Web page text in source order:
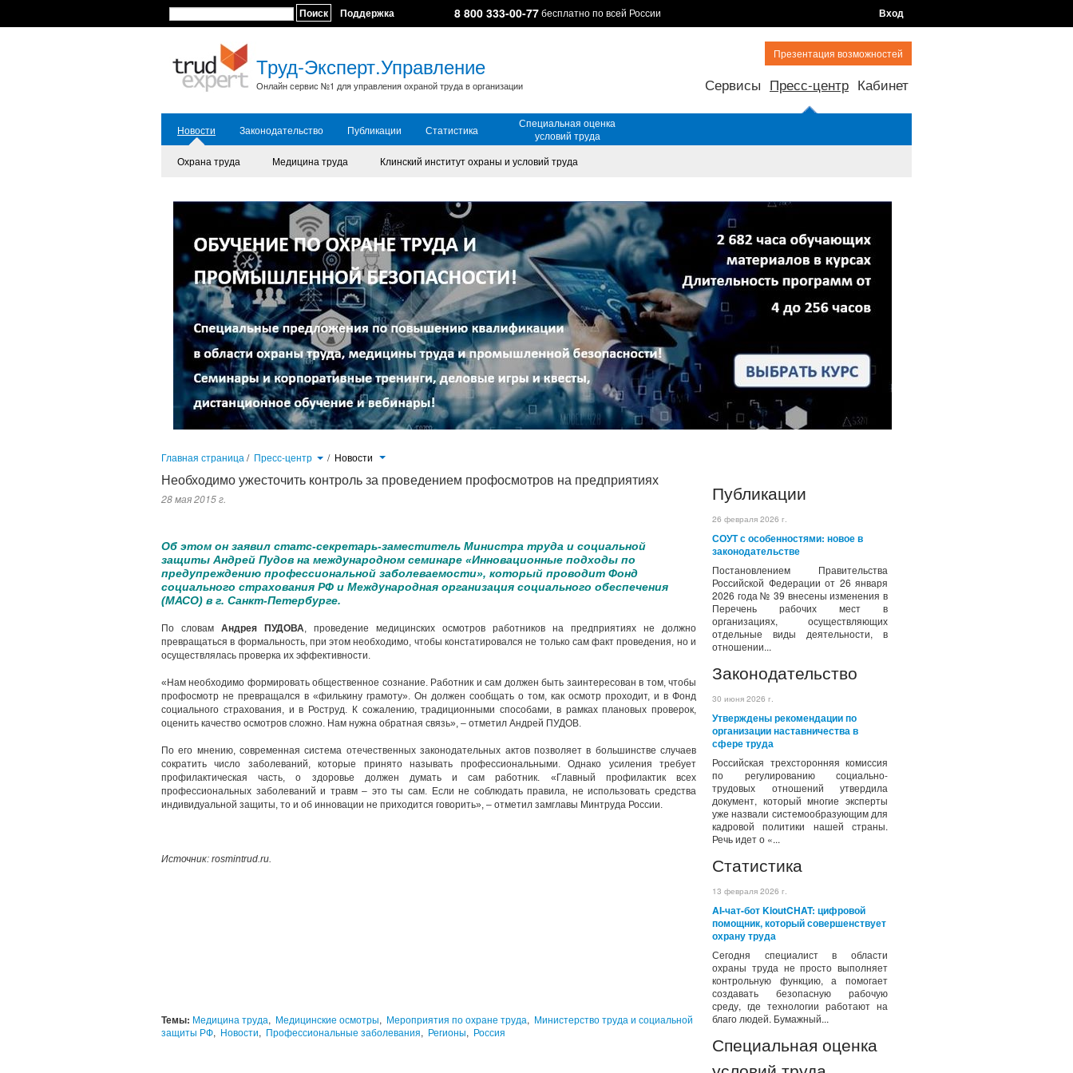
Поиск Поддержка 8 800 333-00-77бесплатно по всей России Вход
Труд-Эксперт.Управление
Онлайн сервис №1 для управления охраной труда в организации
Презентация возможностей
Сервисы Пресс-центр Кабинет
Новости Законодательство Публикации Статистика
Специальная оценка
условий труда
Охрана труда
Медицина труда Клинский институт охраны и условий труда
Главная страница / Пресс-центр / Новости
Публикации
26 февраля 2026 г.
СОУТ с особенностями: новое в
законодательстве
Постановлением Правительства
Российской Федерации от 26 января
2026 года № 39 внесены изменения в
Перечень рабочих мест в
организациях, осуществляющих
отдельные виды деятельности, в
отношении...
Законодательство
30 июня 2026 г.
Утверждены рекомендации по
организации наставничества в
сфере труда
Российская трехсторонняя комиссия
по регулированию социально-
трудовых отношений утвердила
документ, который многие эксперты
уже назвали системообразующим для
кадровой политики нашей страны.
Речь идет о «...
Статистика
13 февраля 2026 г.
AI-чат-бот KioutCHAT: цифровой
помощник, который совершенствует
охрану труда
Сегодня специалист в области
охраны труда не просто выполняет
контрольную функцию, а помогает
создавать безопасную рабочую
среду, где технологии работают на
благо людей. Бумажный...
Специальная оценка
Необходимо ужесточить контроль за проведением профосмотров на предприятиях
28 мая 2015 г.
Об этом он заявил статс-секретарь-заместитель Министра труда и социальной
защиты Андрей Пудов на международном семинаре «Инновационные подходы по
предупреждению профессиональной заболеваемости», который проводит Фонд
социального страхования РФ и Международная организация социального обеспечения
(МАСО) в г. Санкт-Петербурге.
По словам Андрея ПУДОВА, проведение медицинских осмотров работников на предприятиях не должно
превращаться в формальность, при этом необходимо, чтобы констатировался не только сам факт проведения, но и
осуществлялась проверка их эффективности.
«Нам необходимо формировать общественное сознание. Работник и сам должен быть заинтересован в том, чтобы
профосмотр не превращался в «филькину грамоту». Он должен сообщать о том, как осмотр проходит, и в Фонд
социального страхования, и в Роструд. К сожалению, традиционными способами, в рамках плановых проверок,
оценить качество осмотров сложно. Нам нужна обратная связь», – отметил Андрей ПУДОВ.
По его мнению, современная система отечественных законодательных актов позволяет в большинстве случаев
сократить число заболеваний, которые принято называть профессиональными. Однако усиления требует
профилактическая часть, о здоровье должен думать и сам работник. «Главный профилактик всех
профессиональных заболеваний и травм – это ты сам. Если не соблюдать правила, не использовать средства
индивидуальной защиты, то и об инновации не приходится говорить», – отметил замглавы Минтруда России.
Источник: rosmintrud.ru.
Темы: Медицина труда, Медицинские осмотры, Мероприятия по охране труда, Министерство труда и социальной
защиты РФ, Новости, Профессиональные заболевания, Регионы, Россия